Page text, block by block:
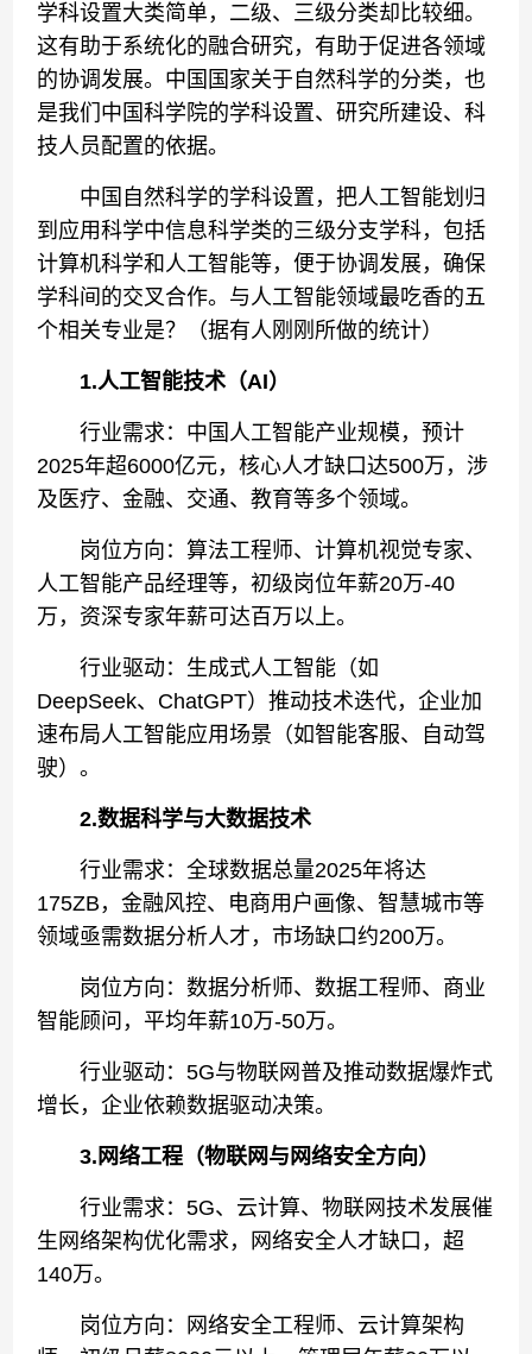
学科设置大类简单，二级、三级分类却比较细。
这有助于系统化的融合研究，有助于促进各领域
的协调发展。中国国家关于自然科学的分类，也
是我们中国科学院的学科设置、研究所建设、科
技人员配置的依据。
中国自然科学的学科设置，把人工智能划归
到应用科学中信息科学类的三级分支学科，包括
计算机科学和人工智能等，便于协调发展，确保
学科间的交叉合作。与人工智能领域最吃香的五
个相关专业是？（据有人刚刚所做的统计）
1.人工智能技术（AI）
行业需求：中国人工智能产业规模，预计
2025年超6000亿元，核心人才缺口达500万，涉
及医疗、金融、交通、教育等多个领域。
岗位方向：算法工程师、计算机视觉专家、
人工智能产品经理等，初级岗位年薪20万-40
万，资深专家年薪可达百万以上。
行业驱动：生成式人工智能（如
DeepSeek、ChatGPT）推动技术迭代，企业加
速布局人工智能应用场景（如智能客服、自动驾
驶）。
2.数据科学与大数据技术
行业需求：全球数据总量2025年将达
175ZB，金融风控、电商用户画像、智慧城市等
领域亟需数据分析人才，市场缺口约200万。
岗位方向：数据分析师、数据工程师、商业
智能顾问，平均年薪10万-50万。
行业驱动：5G与物联网普及推动数据爆炸式
增长，企业依赖数据驱动决策。
3.网络工程（物联网与网络安全方向）
行业需求：5G、云计算、物联网技术发展催
生网络架构优化需求，网络安全人才缺口，超
140万。
岗位方向：网络安全工程师、云计算架构